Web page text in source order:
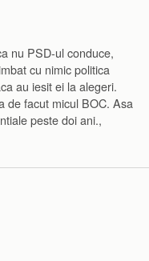
nu PSD-ul conduce,
cu nimic politica
au iesit ei la alegeri.
de facut micul BOC. Asa
peste doi ani.,